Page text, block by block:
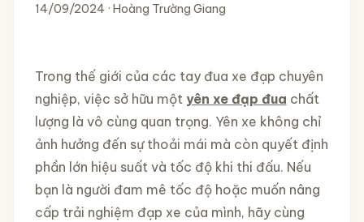
14/09/2024 · Hoàng Trường Giang
Trong thế giới của các tay đua xe đạp chuyên
nghiệp, việc sở hữu một yên xe đạp đua chất
lượng là vô cùng quan trọng. Yên xe không chỉ
ảnh hưởng đến sự thoải mái mà còn quyết định
phần lớn hiệu suất và tốc độ khi thi đấu. Nếu
bạn là người đam mê tốc độ hoặc muốn nâng
cấp trải nghiệm đạp xe của mình, hãy cùng